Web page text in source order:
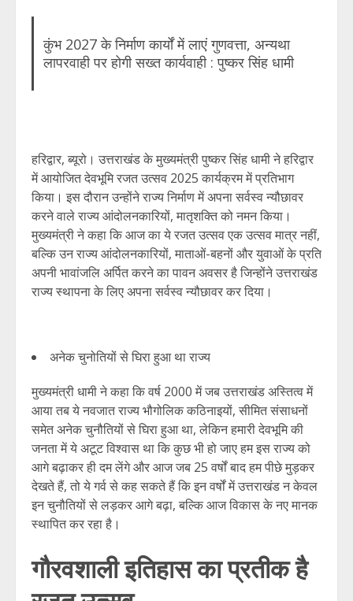
कुंभ 2027 के निर्माण कार्यों में लाएं गुणवत्ता, अन्यथा
लापरवाही पर होगी सख्त कार्यवाही : पुष्कर सिंह धामी
हरिद्वार, ब्यूरो। उत्तराखंड के मुख्यमंत्री पुष्कर सिंह धामी ने हरिद्वार
में आयोजित देवभूमि रजत उत्सव 2025 कार्यक्रम में प्रतिभाग
किया। इस दौरान उन्होंने राज्य निर्माण में अपना सर्वस्व न्यौछावर
करने वाले राज्य आंदोलनकारियों, मातृशक्ति को नमन किया।
मुख्यमंत्री ने कहा कि आज का ये रजत उत्सव एक उत्सव मात्र नहीं,
बल्कि उन राज्य आंदोलनकारियों, माताओं-बहनों और युवाओं के प्रति
अपनी भावांजलि अर्पित करने का पावन अवसर है जिन्होंने उत्तराखंड
राज्य स्थापना के लिए अपना सर्वस्व न्यौछावर कर दिया।
अनेक चुनोतियों से घिरा हुआ था राज्य
मुख्यमंत्री धामी ने कहा कि वर्ष 2000 में जब उत्तराखंड अस्तित्व में
आया तब ये नवजात राज्य भौगोलिक कठिनाइयों, सीमित संसाधनों
समेत अनेक चुनौतियों से घिरा हुआ था, लेकिन हमारी देवभूमि की
जनता में ये अटूट विश्वास था कि कुछ भी हो जाए हम इस राज्य को
आगे बढ़ाकर ही दम लेंगे और आज जब 25 वर्षों बाद हम पीछे मुड़कर
देखते हैं, तो ये गर्व से कह सकते हैं कि इन वर्षों में उत्तराखंड न केवल
इन चुनौतियों से लड़कर आगे बढ़ा, बल्कि आज विकास के नए मानक
स्थापित कर रहा है।
गौरवशाली इतिहास का प्रतीक है